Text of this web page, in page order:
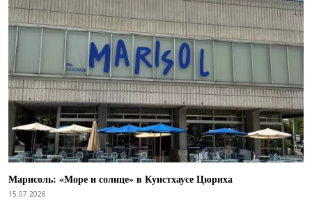
Марисоль: «Море и солнце» в Кунстхаусе Цюриха
15.07.2026